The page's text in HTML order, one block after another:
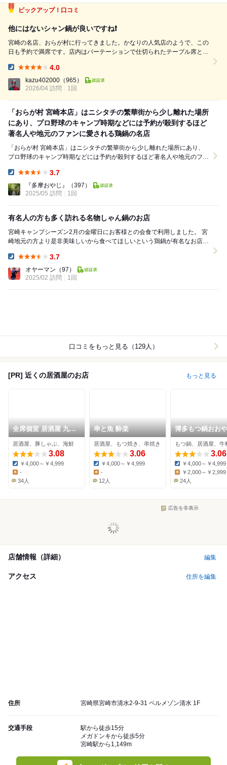
ピックアップ！口コミ
他にはないシャン鍋が良いですね❗️
宮崎の名店、おらが村に行ってきました。かなりの人気店のようで、この
日も予約で満席です。店内はパーテーションで仕切られたテーブル席とカ
注文していましたので、噂のシャン鍋の鶏肉があらかじめテーブルに準備
されています。おまかせコースはシャン...
4.0
kazu402000 （965）
2026/04 訪問
1回
「おらが村 宮崎本店」はニシタチの繁華街から少し離れた場所
にあり、プロ野球のキャンプ時期などには予約が殺到するほど
著名人や地元のファンに愛される鶏鍋の名店
「おらが村 宮崎本店」はニシタチの繁華街から少し離れた場所にあり、
プロ野球のキャンプ時期などには予約が殺到するほど著名人や地元のファ
3.7
『多摩おやじ』
（397）
2025/05 訪問
1回
有名人の方も多く訪れる名物しゃん鍋のお店
宮崎キャンプシーズン2月の金曜日にお客様との会食で利用しました。 宮
崎地元の方より是非美味しいから食べてほしいという鶏鍋が有名なお店と
3.7
オヤーマン （97）
2025/02 訪問
1回
口コミをもっと見る（129人）
[PR] 近くの居酒屋のお店 もっと見る
全席個室 居酒屋 九州
和食 八州 宮崎橘通西
店
居酒屋、豚しゃぶ、海鮮
3.08
Dinner:
￥4,000～￥4,999
-
34人
串と魚 酔楽
居酒屋、もつ焼き、串焼き
3.06
Dinner:
￥4,000～￥4,999
-
12人
博多もつ鍋おお
宮崎店
もつ鍋、居酒屋、牛
3.06
Dinner:
￥4,000～￥4,999
￥2,000～￥2,999
24人
広告を非表示
店舗情報（詳細） 編集
アクセス 住所を編集
住所 宮崎県宮崎市清水2-9-31 ベルメゾン清水 1F
交通手段
駅から徒歩15分
メガドンキから徒歩5分
宮崎駅から1,149m